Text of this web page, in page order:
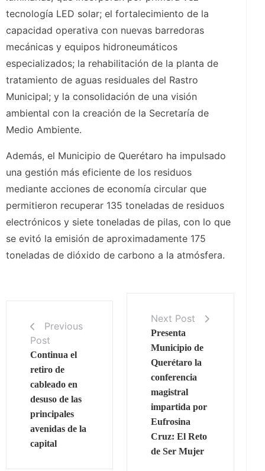
tecnología LED solar; el fortalecimiento de la
capacidad operativa con nuevas barredoras
mecánicas y equipos hidroneumáticos
especializados; la rehabilitación de la planta de
tratamiento de aguas residuales del Rastro
Municipal; y la consolidación de una visión
ambiental con la creación de la Secretaría de
Medio Ambiente.
Además, el Municipio de Querétaro ha impulsado
una gestión más eficiente de los residuos
mediante acciones de economía circular que
permitieron recuperar 135 toneladas de residuos
electrónicos y siete toneladas de pilas, con lo que
se evitó la emisión de aproximadamente 175
toneladas de dióxido de carbono a la atmósfera.
Previous
Post
Continua el
retiro de
cableado en
desuso de las
principales
avenidas de la
capital
Next Post
Presenta
Municipio de
Querétaro la
conferencia
magistral
impartida por
Eufrosina
Cruz: El Reto
de Ser Mujer